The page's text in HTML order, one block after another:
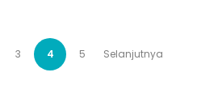
3 4 5 Selanjutnya